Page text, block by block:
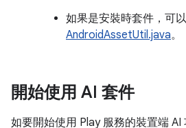
如果是安裝時套件，可
AndroidAssetUtil.java。
開始使用 AI 套件
如要開始使用 Play 服務的裝置端